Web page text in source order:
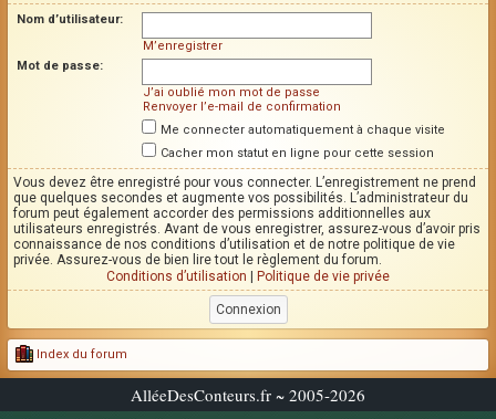
Nom d’utilisateur:
M’enregistrer
Mot de passe:
J’ai oublié mon mot de passe
Renvoyer l’e-mail de confirmation
Me connecter automatiquement à chaque visite
Cacher mon statut en ligne pour cette session
Vous devez être enregistré pour vous connecter. L’enregistrement ne prend
que quelques secondes et augmente vos possibilités. L’administrateur du
forum peut également accorder des permissions additionnelles aux
utilisateurs enregistrés. Avant de vous enregistrer, assurez-vous d’avoir pris
connaissance de nos conditions d’utilisation et de notre politique de vie
privée. Assurez-vous de bien lire tout le règlement du forum.
Conditions d’utilisation
Politique de vie privée
Index du forum
AlléeDesConteurs.fr ~ 2005-2026